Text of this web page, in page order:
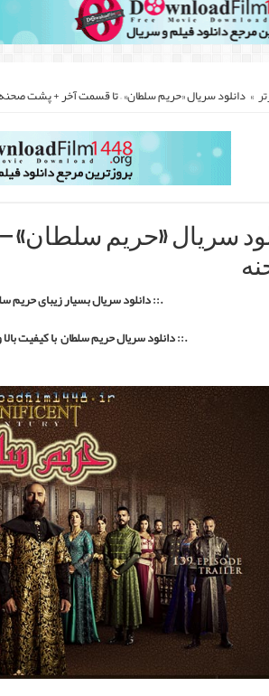
» دانلود سریال «حریم سلطان» – تا قسمت آخر + پشت صحنه
سریال «حریم
.:: دانلود سریال بسیار زیبای حریم
.:: دانلود سریال حریم سلطان با کیفیت